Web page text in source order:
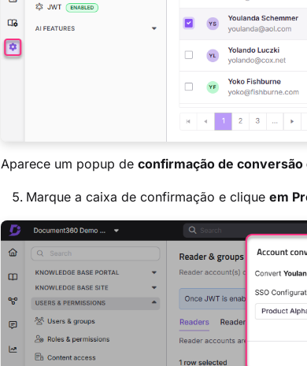
Aparece um popup de confirmação de conversão
Marque a caixa de confirmação e clique em